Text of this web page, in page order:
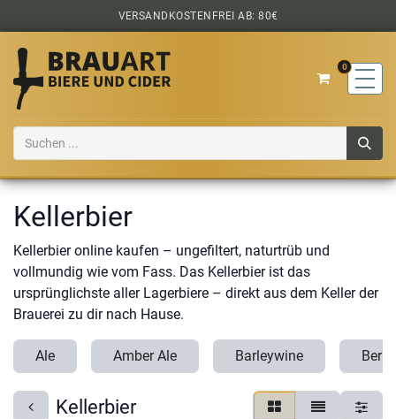
Zum Inhalt springenVERSANDKOSTENFREI AB: 80€
0
Kellerbier
Kellerbier online kaufen – ungefiltert, naturtrüb und
vollmundig wie vom Fass. Das Kellerbier ist das
ursprünglichste aller Lagerbiere – direkt aus dem Keller der
Brauerei zu dir nach Hause.
Ale Amber Ale Barleywine
Kellerbier